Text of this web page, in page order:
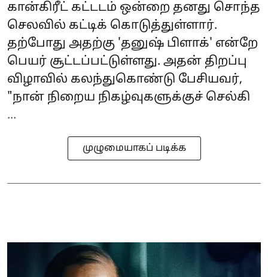
கான்கிரீட் கட்டடம் ஒன்றை தனது சொந்த
செலவில் கட்டிக் கொடுத்துள்ளார்.
தற்போது அதற்கு 'தனுஷ் பிளாக்' என்றே
பெயர் சூட்டப்பட்டுள்ளது. அதன் திறப்பு
விழாவில் கலந்துகொண்டு பேசியவர்,
"நான் நிறைய நிகழ்வுகளுக்குச் செல்கி
...
முழுமையாகப் படிக்க